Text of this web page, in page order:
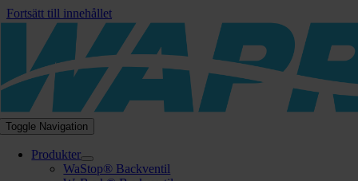
Fortsätt till innehållet
Toggle Navigation
Produkter
WaStop® Backventil